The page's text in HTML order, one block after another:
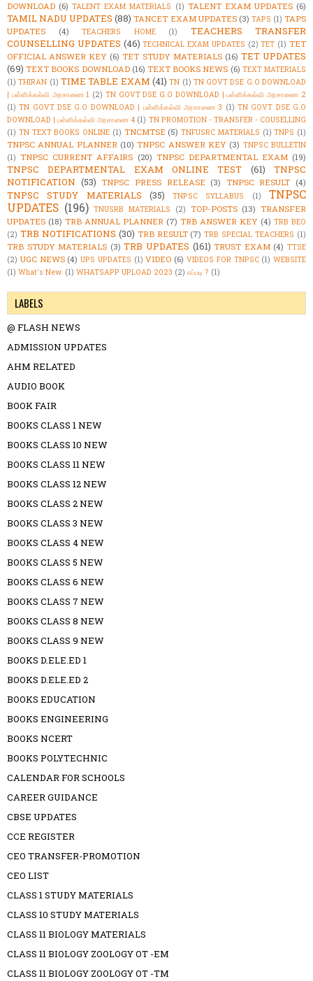
DOWNLOAD (6) TALENT EXAM MATERIALS (1) TALENT EXAM UPDATES (6)
TAMIL NADU UPDATES (88) TANCET EXAM UPDATES (3) TAPS (1) TAPS
UPDATES
(4) TEACHERS HOME (1)
TEACHERS TRANSFER
COUNSELLING UPDATES (46) TECHNICAL EXAM UPDATES (2) TET (1) TET
OFFICIAL ANSWER KEY (6) TET STUDY MATERIALS (16) TET UPDATES
(69) TEXT BOOKS DOWNLOAD (16) TEXT BOOKS NEWS (6) TEXT MATERIALS
(1) THIRAN (1) TIME TABLE EXAM (41) TN (1) TN GOVT DSE G.O DOWNLOAD
| பள்ளிக்கல்வி அரசாணை 1 (2) TN GOVT DSE G.O DOWNLOAD | பள்ளிக்கல்வி அரசாணை 2
(1) TN GOVT DSE G.O DOWNLOAD | பள்ளிக்கல்வி அரசாணை 3 (1) TN GOVT DSE G.O
DOWNLOAD | பள்ளிக்கல்வி அரசாணை 4 (1) TN PROMOTION - TRANSFER - COUSELLING
(1) TN TEXT BOOKS ONLINE (1) TNCMTSE (5) TNFUSRC MATERIALS (1) TNPS (1)
TNPSC ANNUAL PLANNER (10) TNPSC ANSWER KEY (3) TNPSC BULLETIN
(1) TNPSC CURRENT AFFAIRS (20) TNPSC DEPARTMENTAL EXAM (19)
TNPSC DEPARTMENTAL EXAM ONLINE TEST (61)
TNPSC
NOTIFICATION (53) TNPSC PRESS RELEASE (3) TNPSC RESULT (4)
TNPSC STUDY MATERIALS (35) TNPSC SYLLABUS (1)
TNPSC
UPDATES (196) TNUSRB MATERIALS (2) TOP-POSTS (13) TRANSFER
UPDATES (18) TRB ANNUAL PLANNER (7) TRB ANSWER KEY (4) TRB BEO
(2) TRB NOTIFICATIONS (30) TRB RESULT (7) TRB SPECIAL TEACHERS (1)
TRB STUDY MATERIALS (3) TRB UPDATES (161) TRUST EXAM (4) TTSE
(2) UGC NEWS (4) UPS UPDATES (1) VIDEO (6) VIDEOS FOR TNPSC (1) WEBSITE
(1) What's New. (1) WHATSAPP UPLOAD 2023 (2) எப்படி ? (1)
LABELS
@ FLASH NEWS
ADMISSION UPDATES
AHM RELATED
AUDIO BOOK
BOOK FAIR
BOOKS CLASS 1 NEW
BOOKS CLASS 10 NEW
BOOKS CLASS 11 NEW
BOOKS CLASS 12 NEW
BOOKS CLASS 2 NEW
BOOKS CLASS 3 NEW
BOOKS CLASS 4 NEW
BOOKS CLASS 5 NEW
BOOKS CLASS 6 NEW
BOOKS CLASS 7 NEW
BOOKS CLASS 8 NEW
BOOKS CLASS 9 NEW
BOOKS D.ELE.ED 1
BOOKS D.ELE.ED 2
BOOKS EDUCATION
BOOKS ENGINEERING
BOOKS NCERT
BOOKS POLYTECHNIC
CALENDAR FOR SCHOOLS
CAREER GUIDANCE
CBSE UPDATES
CCE REGISTER
CEO TRANSFER-PROMOTION
CEO LIST
CLASS 1 STUDY MATERIALS
CLASS 10 STUDY MATERIALS
CLASS 11 BIOLOGY MATERIALS
CLASS 11 BIOLOGY ZOOLOGY OT -EM
CLASS 11 BIOLOGY ZOOLOGY OT -TM